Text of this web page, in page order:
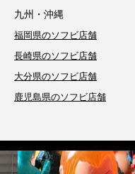
九州・沖縄
福岡県のソフビ店舗
長崎県のソフビ店舗
大分県のソフビ店舗
鹿児島県のソフビ店舗